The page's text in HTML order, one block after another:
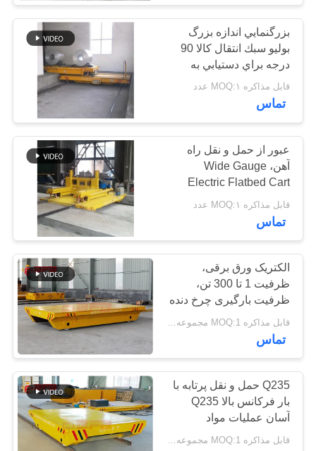
چرخ دنده انتقال
موتور
84
کارت انتقال الکتریکی
119
چرخ دستی های انتقال
مواد
41
بزرگنمايي اندازه بزرگ
بوليو سبك انتقال كالا 90
درجه براي دستيابي به
كالاهاي فولادي
قابل مذاکره MOQ:۱ عدد
تماس
عبور از حمل و نقل راه
آهن، Wide Gauge
Electric Flatbed Cart
برای انبار
قابل مذاکره MOQ:۱ عدد
تماس
الکتریک ورق برقی،
ظرفیت 1 تا 300 تن،
ظرفیت بارگیری چرخ دنده
موتور
قابل مذاکره MOQ:1 مجموعه مجموعه
تماس
Q235 حمل و نقل پرتابه با
بار فرکانس بالا Q235
آسان عملیات مواد
قابل مذاکره MOQ:1 مجموعه مجموعه